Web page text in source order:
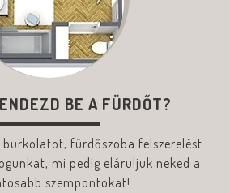
BE A FÜRDŐT?
fürdőszoba felszerelést
mi pedig eláruljuk neked a
szempontokat!